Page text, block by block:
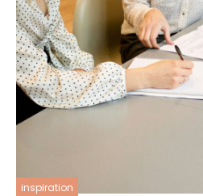
inspiration